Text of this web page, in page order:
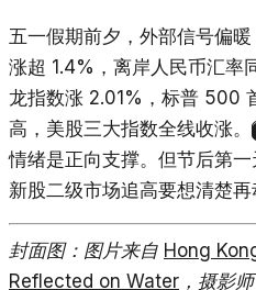
五一假期前夕，外部信号偏
涨超 1.4%，离岸人民币汇率
龙指数涨 2.01%，标普 500
高，美股三大指数全线收涨。
情绪是正向支撑。但节后第
新股二级市场追高要想清楚再
封面图：图片来自 Hong
Reflected on Water ，摄影